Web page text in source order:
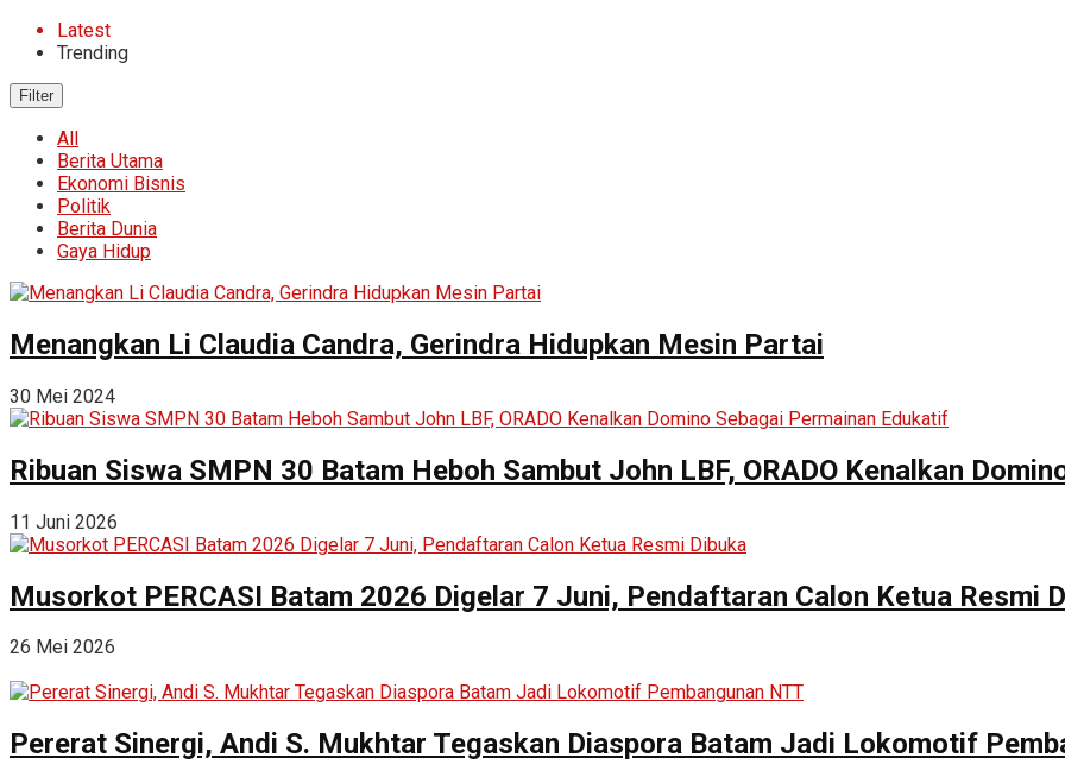
Latest
Trending
Filter
All
Berita Utama
Ekonomi Bisnis
Politik
Berita Dunia
Gaya Hidup
Menangkan Li Claudia Candra, Gerindra Hidupkan Mesin Partai
30 Mei 2024
Ribuan Siswa SMPN 30 Batam Heboh Sambut John LBF, ORADO Kenalkan
11 Juni 2026
Musorkot PERCASI Batam 2026 Digelar 7 Juni, Pendaftaran Calon Ketua Resmi
26 Mei 2026
Pererat Sinergi, Andi S. Mukhtar Tegaskan Diaspora Batam Jadi Lokomotif